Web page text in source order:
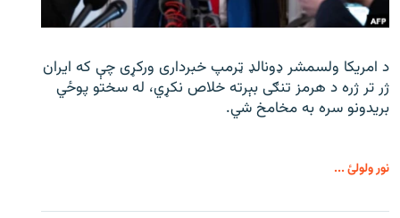
د امریکا ولسمشر ډونالډ ټرمپ خبرداری ورکړی چې که ایران
ژر تر ژره د هرمز تنګی بېرته خلاص نکړي، له سختو پوځي
بریدونو سره به مخامخ شي.
نور ولولئ ...